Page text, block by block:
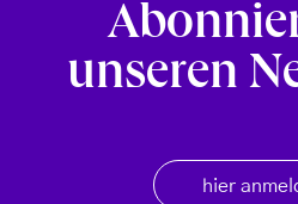
unseren
hier